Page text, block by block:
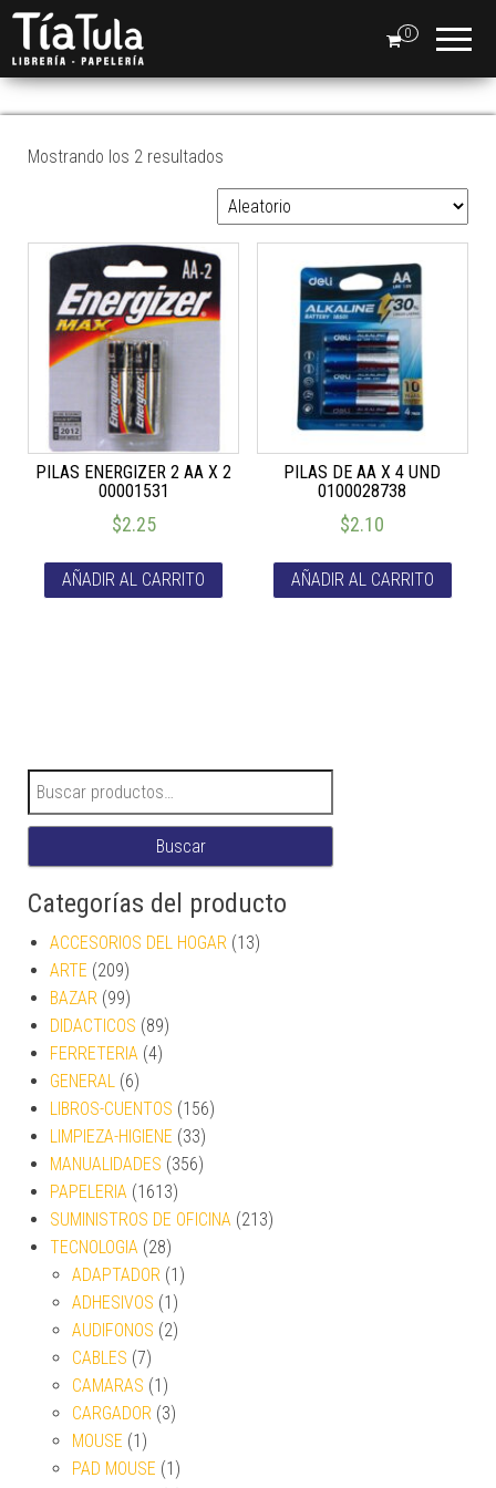
0
PILAS
Mostrando los 2 resultados
PILAS ENERGIZER 2 AA X 2
00001531
$2.25
AÑADIR AL CARRITO
PILAS DE AA X 4 UND
0100028738
$2.10
AÑADIR AL CARRITO
Buscar por:
Buscar
Categorías del producto
ACCESORIOS DEL HOGAR (13)
ARTE (209)
BAZAR (99)
DIDACTICOS (89)
FERRETERIA (4)
GENERAL (6)
LIBROS-CUENTOS (156)
LIMPIEZA-HIGIENE (33)
MANUALIDADES (356)
PAPELERIA (1613)
SUMINISTROS DE OFICINA (213)
TECNOLOGIA (28)
ADAPTADOR (1)
ADHESIVOS (1)
AUDIFONOS (2)
CABLES (7)
CAMARAS (1)
CARGADOR (3)
MOUSE (1)
PAD MOUSE (1)